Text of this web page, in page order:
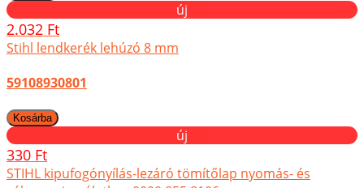
új
2.032 Ft
Stihl lendkerék lehúzó 8 mm
59108930801
új
330 Ft
STIHL kipufogónyílás-lezáró tömítőlap nyomás- és